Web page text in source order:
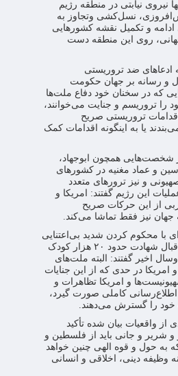
نیروی نیابتی در منطقه رژیم
نسل‌کشی وتجاوز به
و تکمیل نقشه کشورهایی
روی این منطقه دست
ادعاهای ضد تروریستی
و رسانه بر جهان حکومت
که در سخنان خود دفاع ملت‌ها
را تروریسم و جنایت می‌خوانند،
تروریستی صریح
یا به اینگونه اقدامات کمک
شخصت‌هایی همچون ابوجهاد،
و عماد مغنیه در کشورهای
و نیز ترورهای متعدد
این رژیم گفتند: امریکا و
از این حرکات صریح
جهان نیز فقط تماشا می‌کند.
با محکوم کردن شدید بی‌اعتنایی
مدعیان حقوق بشر در قبال شهادت حدود ۲۰ هزار کودک
اخیر گفتند: البته ملت‌های
امریکا در حدی که از این جنایات
و امریکا تظاهرات و
اطلاع‌رسانی کاملی صورت گیرد،
خود را گسترش می‌دهند.
از واقعیات بیان شده تأکید
و شریر و جانی باید از فلسطین و
به حول و قوه الهی چنین خواهد
وظیفه دینی، اخلاقی و انسانی